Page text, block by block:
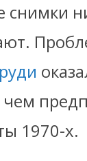
снимки
1970-х.